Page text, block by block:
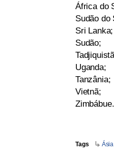
África do
Sudão do
Sri Lanka;
Sudão;
Uganda;
Tanzânia;
Vietnã;
Zimbábue.
Tags Ásia